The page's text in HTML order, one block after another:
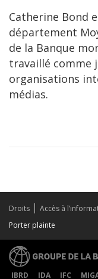
Catherine Bond
département
de la Banque
travaillé comme
organisations
médias.
Droits Accès à
Porter plainte
IBRD IDA IFC